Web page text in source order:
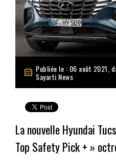
Publiée le : 06 août 2021,
Sayarti News
La nouvelle Hyundai
Top Safety Pick + »